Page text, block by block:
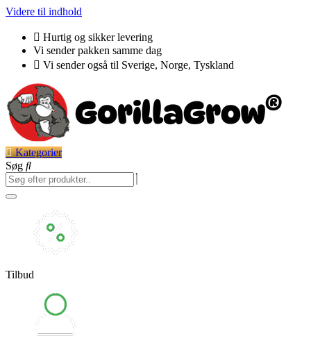
Videre til indhold
Hurtig og sikker levering
Vi sender pakken samme dag
Vi sender også til Sverige, Norge, Tyskland
Kategorier
Søg
Tilbud